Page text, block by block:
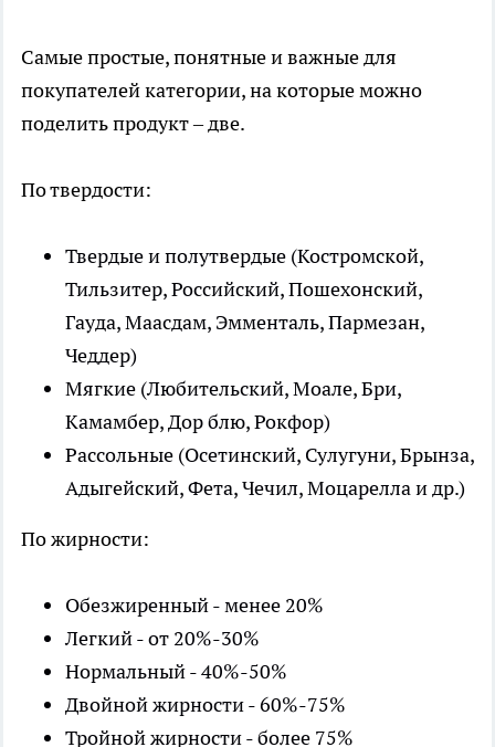
Самые простые, понятные и важные для
покупателей категории, на которые можно
поделить продукт – две.
По твердости:
Твердые и полутвердые (Костромской,
Тильзитер, Российский, Пошехонский,
Гауда, Маасдам, Эмменталь, Пармезан,
Чеддер)
Мягкие (Любительский, Моале, Бри,
Камамбер, Дор блю, Рокфор)
Рассольные (Осетинский, Сулугуни, Брынза,
Адыгейский, Фета, Чечил, Моцарелла и др.)
По жирности:
Обезжиренный - менее 20%
Легкий - от 20%-30%
Нормальный - 40%-50%
Двойной жирности - 60%-75%
Тройной жирности - более 75%